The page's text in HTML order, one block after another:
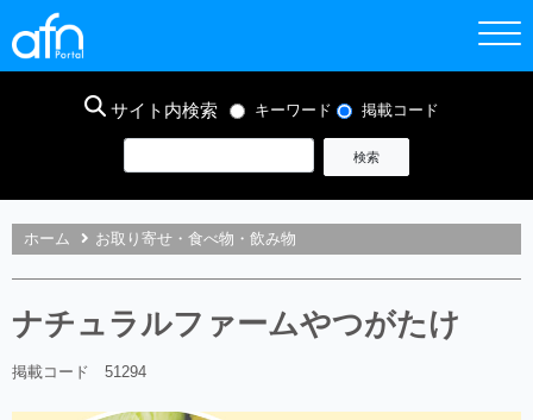
サイト内検索 キーワード 掲載コード
ホーム お取り寄せ・食べ物・飲み物
ナチュラルファームやつがたけ
掲載コード 51294